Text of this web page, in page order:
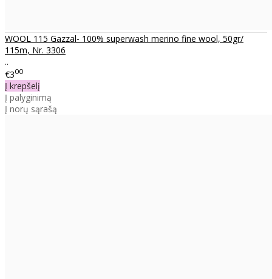
WOOL 115 Gazzal- 100% superwash merino fine wool, 50gr/
115m, Nr. 3306
..
€300
Į krepšelį
Į palyginimą
Į norų sąrašą